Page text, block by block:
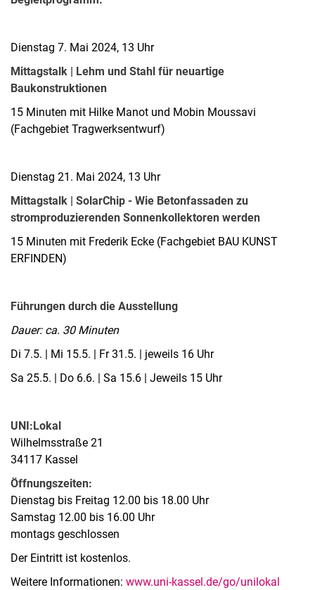
Dienstag 7. Mai 2024, 13 Uhr
Mittagstalk | Lehm und Stahl für neuartige
Baukonstruktionen
15 Minuten mit Hilke Manot und Mobin Moussavi
(Fachgebiet Tragwerksentwurf)
Dienstag 21. Mai 2024, 13 Uhr
Mittagstalk | SolarChip - Wie Betonfassaden zu
stromproduzierenden Sonnenkollektoren werden
15 Minuten mit Frederik Ecke (Fachgebiet BAU KUNST
ERFINDEN)
Führungen durch die Ausstellung
Dauer: ca. 30 Minuten
Di 7.5. | Mi 15.5. | Fr 31.5. | jeweils 16 Uhr
Sa 25.5. | Do 6.6. | Sa 15.6 | Jeweils 15 Uhr
UNI:Lokal
Wilhelmsstraße 21
34117 Kassel
Öffnungszeiten:
Dienstag bis Freitag 12.00 bis 18.00 Uhr
Samstag 12.00 bis 16.00 Uhr
montags geschlossen
Der Eintritt ist kostenlos.
Weitere Informationen: www.uni-kassel.de/go/unilokal